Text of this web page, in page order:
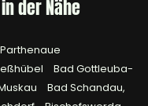
der Nähe
Bad Gottleuba-
Bad Schandau,